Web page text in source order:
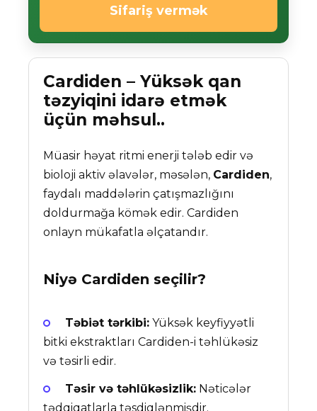
Sifariş vermək
Cardiden – Yüksək qan
təzyiqini idarə etmək
üçün məhsul..
Müasir həyat ritmi enerji tələb edir və
bioloji aktiv əlavələr, məsələn, Cardiden,
faydalı maddələrin çatışmazlığını
doldurmağa kömək edir. Cardiden
onlayn mükafatla əlçatandır.
Niyə Cardiden seçilir?
Təbiət tərkibi: Yüksək keyfiyyətli
bitki ekstraktları Cardiden-i təhlükəsiz
və təsirli edir.
Təsir və təhlükəsizlik: Nəticələr
tədqiqatlarla təsdiqlənmişdir.